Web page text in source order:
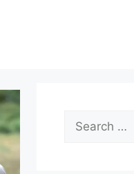
Search
for: